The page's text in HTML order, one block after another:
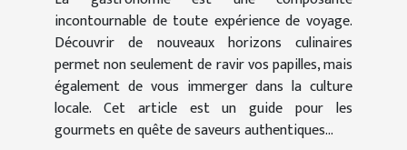
incontournable de toute expérience de voyage.
Découvrir de nouveaux horizons culinaires
permet non seulement de ravir vos papilles, mais
également de vous immerger dans la culture
locale. Cet article est un guide pour les
gourmets en quête de saveurs authentiques...